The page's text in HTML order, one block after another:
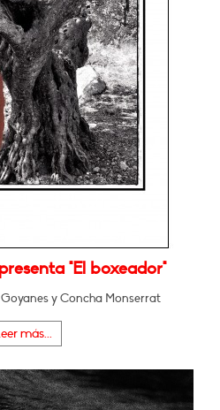
"El boxeador"
y Concha Monserrat
más...